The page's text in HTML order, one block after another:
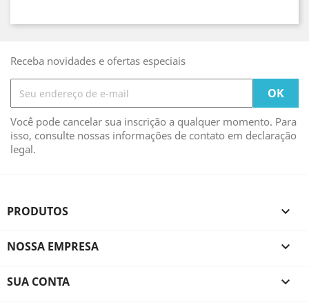
Receba novidades e ofertas especiais
Você pode cancelar sua inscrição a qualquer momento. Para
isso, consulte nossas informações de contato em declaração
legal.
PRODUTOS 
NOSSA EMPRESA 
SUA CONTA 